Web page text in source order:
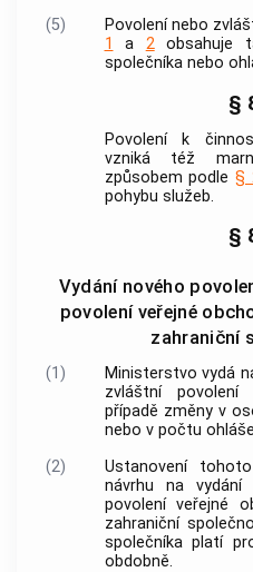
(5)
Povolení nebo
1
a 2obsahuje
společníka nebo
§
Povolení k
vzniká též
způsobem podle §
pohybu služeb.
§
Vydání nového
povolení veřejné
zahraniční
(1)
Ministerstvo vydá
zvláštní
případě změny v
nebo v počtu
(2)
Ustanovení
návrhu na vydání
povolení veřejné
zahraniční
společníka platí
obdobně.